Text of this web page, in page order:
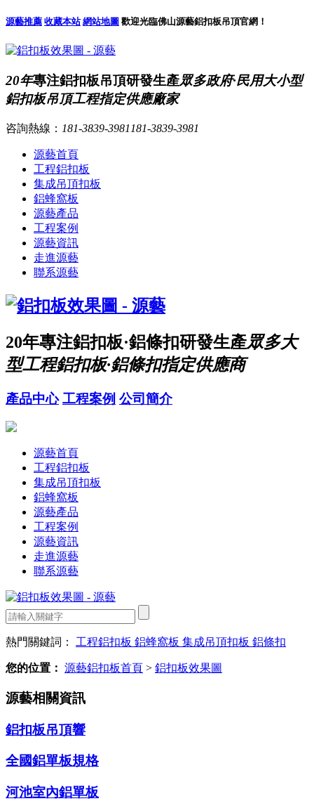
源藝推薦 收藏本站 網站地圖 歡迎光臨佛山源藝鋁扣板吊頂官網！
20年專注鋁扣板吊頂研發生產眾多政府·民用大小型
鋁扣板吊頂工程指定供應廠家
咨詢熱線： 181-3839-3981 181-3839-3981
源藝首頁
工程鋁扣板
集成吊頂扣板
鋁蜂窩板
源藝產品
工程案例
源藝資訊
走進源藝
聯系源藝
20年專注鋁扣板·鋁條扣研發生產眾多大
型工程鋁扣板·鋁條扣指定供應商
產品中心 工程案例 公司簡介
源藝首頁
工程鋁扣板
集成吊頂扣板
鋁蜂窩板
源藝產品
工程案例
源藝資訊
走進源藝
聯系源藝
熱門關鍵詞： 工程鋁扣板 鋁蜂窩板 集成吊頂扣板 鋁條扣
您的位置： 源藝鋁扣板首頁 > 鋁扣板效果圖
源藝相關資訊
鋁扣板吊頂響
全國鋁單板規格
河池室內鋁單板